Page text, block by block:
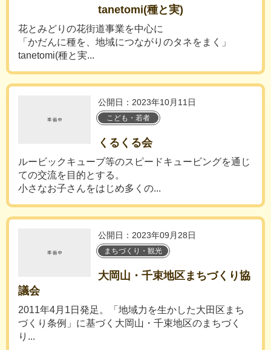
tanetomi(種と実)
花とみどりの花街道事業を中心に
「かだんに種を、地域につながりのタネをまく」
tanetomi(種と実...
公開日：2023年10月11日
こども・若者
くるくる会
ルービックキューブ等のスピードキュービングを通じ
ての交流を目的とする。
小さなお子さんをはじめ多くの...
公開日：2023年09月28日
まちづくり・観光
大岡山・千束地区まちづくり協
議会
2011年4月1日発足。「地域力を生かした大田区まち
づくり条例」に基づく大岡山・千束地区のまちづく
り...